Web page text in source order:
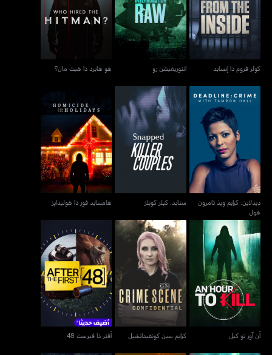
كولز فروم ذا إنسايد
كولز فروم ذا إنسايد
انتوريغيشن رو
انتوريغيشن رو
هو هايرد ذا هيت مان؟
هو هايرد ذا هيت مان؟
ديدلاين: كرايم ويذ تامرون
هول
ديدلاين: كرايم ويذ تامرون
هول
سنابد: كيلر كوبلز
سنابد: كيلر كوبلز
هامسايد فور ذا هوليدايز
هامسايد فور ذا هوليدايز
أن آور تو كيل
أن آور تو كيل
كرايم سين كونفيدانشيل
كرايم سين كونفيدانشيل
أفتر ذا فيرست 48
أفتر ذا فيرست 48